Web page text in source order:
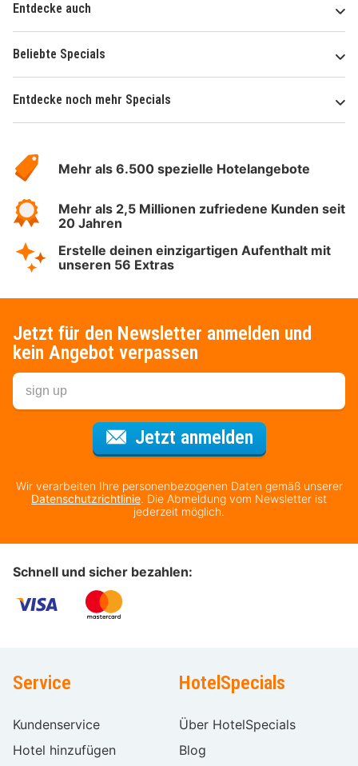
Entdecke auch
Beliebte Specials
Entdecke noch mehr Specials
Hotelspecials
Mehr als 6.500 spezielle Hotelangebote
Mehr als 2,5 Millionen zufriedene Kunden seit
20 Jahren
Erstelle deinen einzigartigen Aufenthalt mit
unseren 56 Extras
Jetzt für den Newsletter anmelden und
kein Angebot verpassen
Jetzt anmeldenFür den
Wir verarbeiten Ihre personenbezogenen Daten gemäß unserer
Datenschutzrichtlinie. Die Abmeldung vom Newsletter ist
jederzeit möglich.
Schnell und sicher bezahlen:
Service
Kundenservice
Hotel hinzufügen
HotelSpecials
Über HotelSpecials
Blog